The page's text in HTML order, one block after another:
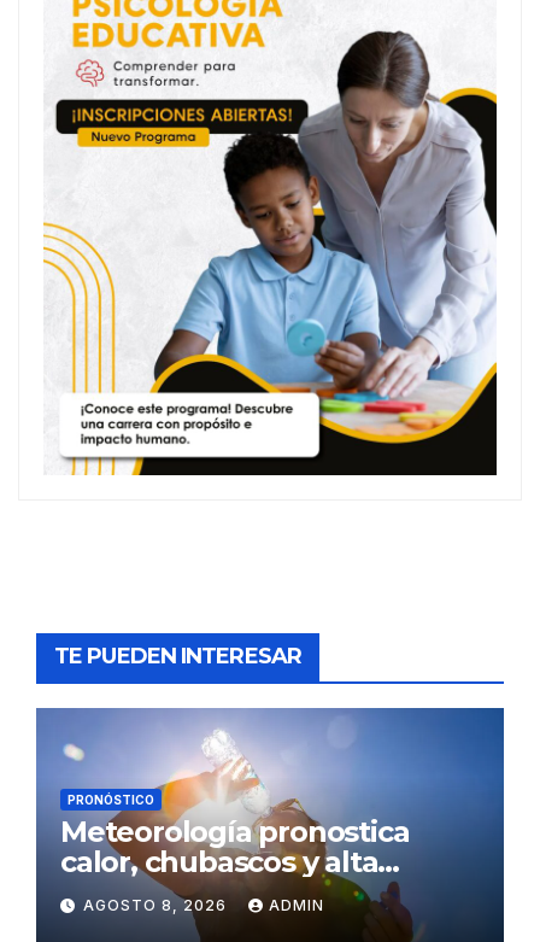
TE PUEDEN INTERESAR
PRONÓSTICO
Meteorología pronostica
calor, chubascos y alta
concentración de polvo del
Sahara para este sábado
AGOSTO 8, 2026 ADMIN